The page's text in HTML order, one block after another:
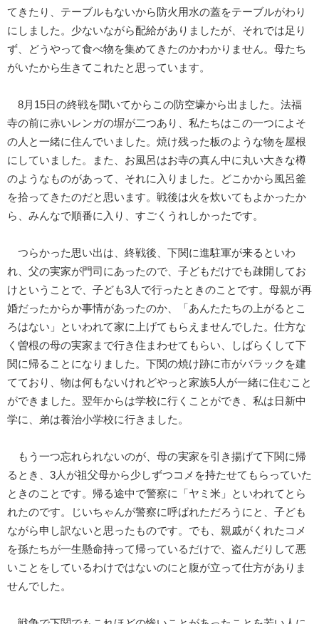
てきたり、テーブルもないから防火用水の蓋をテーブルがわり
にしました。少ないながら配給がありましたが、それでは足り
ず、どうやって食べ物を集めてきたのかわかりません。母たち
がいたから生きてこれたと思っています。
8月15日の終戦を聞いてからこの防空壕から出ました。法福
寺の前に赤いレンガの塀が二つあり、私たちはこの一つによそ
の人と一緒に住んでいました。焼け残った板のような物を屋根
にしていました。また、お風呂はお寺の真ん中に丸い大きな樽
のようなものがあって、それに入りました。どこかから風呂釜
を拾ってきたのだと思います。戦後は火を炊いてもよかったか
ら、みんなで順番に入り、すごくうれしかったです。
つらかった思い出は、終戦後、下関に進駐軍が来るといわ
れ、父の実家が門司にあったので、子どもだけでも疎開してお
けということで、子ども3人で行ったときのことです。母親が再
婚だったからか事情があったのか、「あんたたちの上がるとこ
ろはない」といわれて家に上げてもらえませんでした。仕方な
く曽根の母の実家まで行き住まわせてもらい、しばらくして下
関に帰ることになりました。下関の焼け跡に市がバラックを建
てており、物は何もないけれどやっと家族5人が一緒に住むこと
ができました。翌年からは学校に行くことができ、私は日新中
学に、弟は養治小学校に行きました。
もう一つ忘れられないのが、母の実家を引き揚げて下関に帰
るとき、3人が祖父母から少しずつコメを持たせてもらっていた
ときのことです。帰る途中で警察に「ヤミ米」といわれてとら
れたのです。じいちゃんが警察に呼ばれただろうにと、子ども
ながら申し訳ないと思ったものです。でも、親戚がくれたコメ
を孫たちが一生懸命持って帰っているだけで、盗んだりして悪
いことをしているわけではないのにと腹が立って仕方がありま
せんでした。